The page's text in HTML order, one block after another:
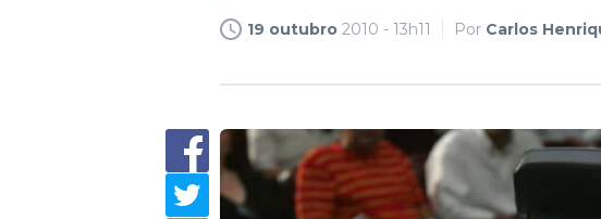
19 outubro 2010 - 13h11 Por Carlos